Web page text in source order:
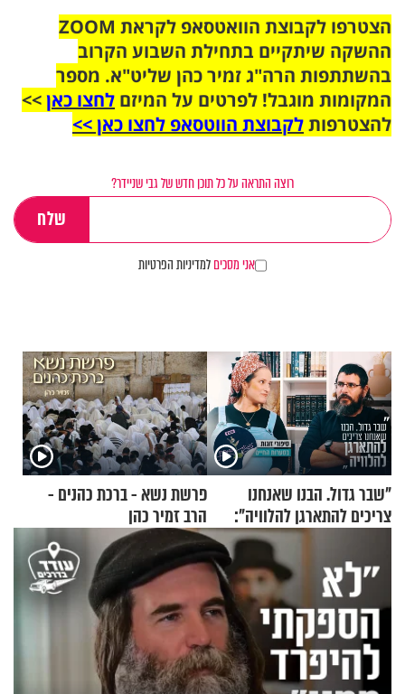
הצטרפו לקבוצת הוואטסאפ לקראת ZOOM
ההשקה שיתקיים בתחילת השבוע הקרוב
בהשתתפות הרה"ג זמיר כהן שליט"א. מספר
המקומות מוגבל! לפרטים על המיזם לחצו כאן>>
להצטרפותלקבוצת הווטסאפ לחצו כאן >>
רוצה התראה על כל תוכן חדש של גבי שניידר?
אני מסכיםלמדיניות הפרטיות
"שבר גדול. הבנו שאנחנו
צריכים להתארגן להלוויה":
זוגיות במבחן, הפעם עם מרים
וגד דנינו
פרשת נשא - ברכת כהנים -
הרב זמיר כהן